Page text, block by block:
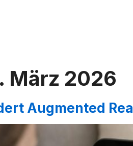
März 2026
Augmented